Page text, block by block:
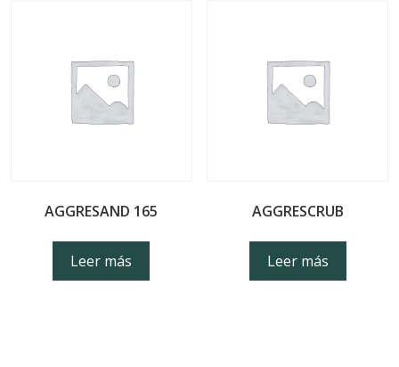
AGGRESAND 165
Leer más
AGGRESCRUB
Leer más